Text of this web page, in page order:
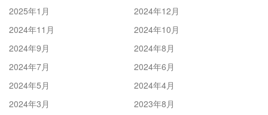
2025年1月
2024年12月
2024年11月
2024年10月
2024年9月
2024年8月
2024年7月
2024年6月
2024年5月
2024年4月
2024年3月
2023年8月